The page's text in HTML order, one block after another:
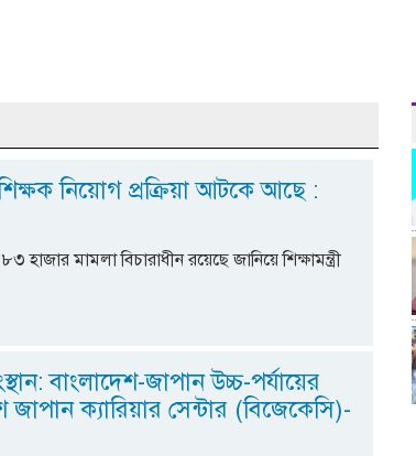
নিয়োগ প্রক্রিয়া আটকে আছে :
হাজার মামলা বিচারাধীন রয়েছে জানিয়ে শিক্ষামন্ত্রী
বাংলাদেশ-জাপান উচ্চ-পর্যায়ের
জাপান ক্যারিয়ার সেন্টার (বিজেকেসি)-